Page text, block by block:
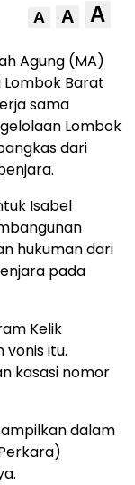
A A A
Agung (MA)
Barat
sama
Lombok
dari
Isabel
hukuman dari
pada
Kelik
itu.
kasasi nomor
dalam